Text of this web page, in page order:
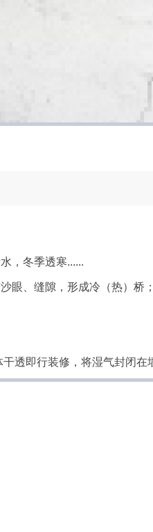
，冬季透寒......
眼、缝隙，形成冷（热）桥
透即行装修，将湿气封闭在